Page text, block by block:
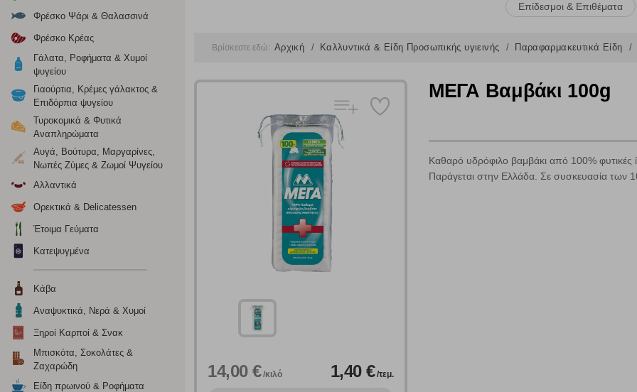
Φρέσκο Ψάρι & Θαλασσινά
Φρέσκο Κρέας
Γάλατα, Ροφήματα & Χυμοί
ψυγείου
Γιαούρτια, Κρέμες γάλακτος &
Επιδόρπια ψυγείου
Τυροκομικά & Φυτικά
Αναπληρώματα
Αυγά, Βούτυρα, Μαργαρίνες,
Νωπές Ζύμες & Ζωμοί Ψυγείου
Αλλαντικά
Ορεκτικά & Delicatessen
Έτοιμα Γεύματα
Κατεψυγμένα
Κάβα
Αναψυκτικά, Νερά & Χυμοί
Ξηροί Καρποί & Σνακ
Μπισκότα, Σοκολάτες &
Ζαχαρώδη
Είδη πρωινού & Ροφήματα
Επίδεσμοι & Επιθέματα
Βρίσκεστε εδώ: Αρχική Καλλυντικά & Είδη Προσωπικής υγιεινής Παραφαρμακευτικά Είδη
14,00 €/κιλό 1,40 €/τεμ.
ΜΕΓΑ Βαμβάκι 100g
Καθαρό υδρόφιλο βαμβάκι από 100% φυτικές
Παράγεται στην Ελλάδα. Σε συσκευασία των
Χρησιμοποιήστε τη για πιο γρήγορη αναζήτηση προϊόντων.
Γράψτε τα προϊόντα που επιθυμείτε, με κόμμα ανάμεσά τους, και κάντε
κλικ στο κουμπί "Αναζήτηση". Θα εμφανιστούν αποτελέσματα από
Ρυθμίσεις Cookies
Ενημέρωση
Κατά την απλή περιήγηση ή/και χρήση του ιστότοπου συλλέγουμε αυτόματα δεδομένα σύνδεσης και πληροφορίες σχετικές με την
περιέχουν προσωποποιημένα χαρακτηριστικά που υποδεικνύουν την ταυτότητά σας. Τα cookies είναι μικρά αρχεία κειμένου τα
υπολογιστή ή την ηλεκτρονική συσκευή σας, προσθέτοντας λειτουργικότητα στην ιστοσελίδα και βελτιώνοντας την εμπειρία
σας. Η κατηγορία των απολύτως απαραίτητων cookies για την ομαλή λειτουργία του ιστότοπου είναι η μόνη ενεργοποιημένη. Έχετε τη
σχετικό κουμπί επάνω δεξιά, αφού ενημερωθείτε σχετικά. Ωστόσο θα πρέπει να γνωρίζετε ότι αποκλεισμός ορισμένων κατηγοριών
Λειτουργικά cookies
Τα λειτουργικά cookies επιτρέπουν την παροχή βελτιωμένων λειτουργιών και εξατομίκευσης, όπως π.χ. ζωντανή συνομιλία.
οποίων τις υπηρεσίες έχουμε επιλέξει. Αν δεν επιτρέψετε την αποδοχή αυτής της κατηγορίας cookies, ορισμένες ή όλες από αυτές τις